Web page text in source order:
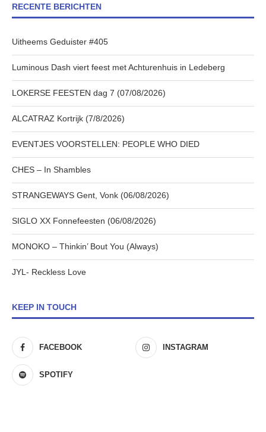
RECENTE BERICHTEN
Uitheems Geduister #405
Luminous Dash viert feest met Achturenhuis in Ledeberg
LOKERSE FEESTEN dag 7 (07/08/2026)
ALCATRAZ Kortrijk (7/8/2026)
EVENTJES VOORSTELLEN: PEOPLE WHO DIED
CHES – In Shambles
STRANGEWAYS Gent, Vonk (06/08/2026)
SIGLO XX Fonnefeesten (06/08/2026)
MONOKO – Thinkin’ Bout You (Always)
JYL- Reckless Love
KEEP IN TOUCH
FACEBOOK INSTAGRAM
SPOTIFY